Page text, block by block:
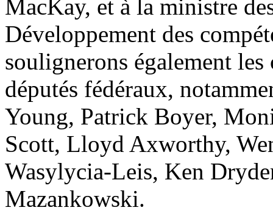
MacKay, et à la ministre
Développement des
soulignerons également
députés fédéraux,
Young, Patrick Boyer,
Scott, Lloyd Axworthy,
Wasylycia-Leis, Ken
Mazankowski.